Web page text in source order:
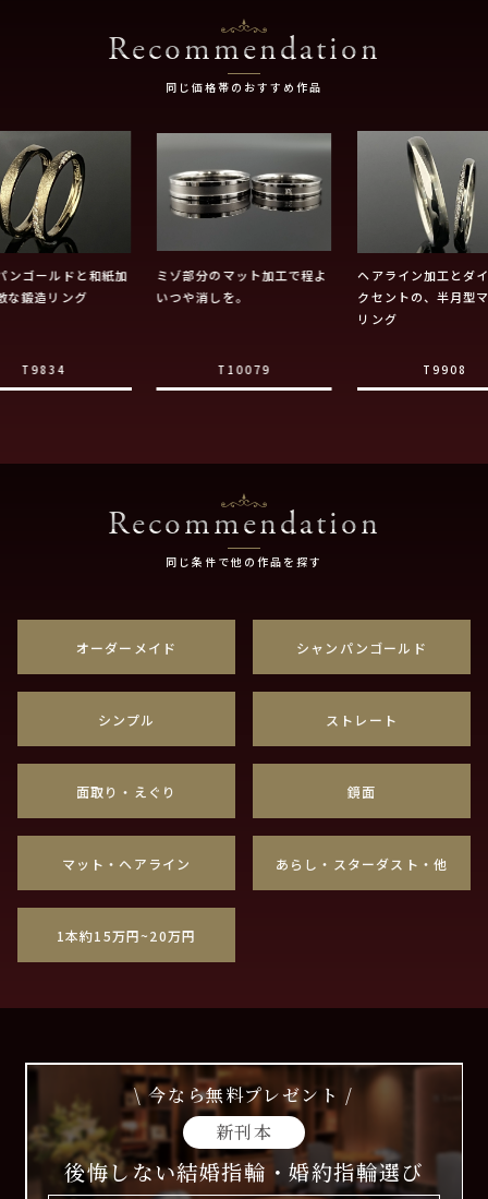
Recommendation
同じ価格帯のおすすめ作品
ンゴールドと和紙加
な鍛造リング
T9834
ミゾ部分のマット加工で程よ
いつや消しを。
T10079
ヘアライン加工とダ
クセントの、半月型
リング
T9908
Recommendation
同じ条件で他の作品を探す
オーダーメイド シャンパンゴールド
シンプル ストレート
面取り・えぐり 鏡面
マット・ヘアライン あらし・スターダスト・他
1本約15万円~20万円
\ 今なら無料プレゼント /
新刊本
後悔しない結婚指輪・婚約指輪選び